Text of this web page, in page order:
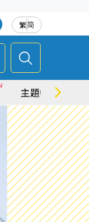
繁简
主題特集